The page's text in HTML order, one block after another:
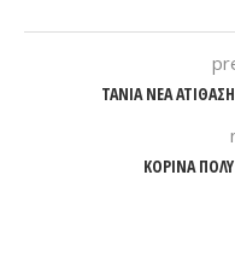
ΤΑΝΙΑ ΝΕΑ
ΚΟΡΙΝΑ ΠΟΛΥ